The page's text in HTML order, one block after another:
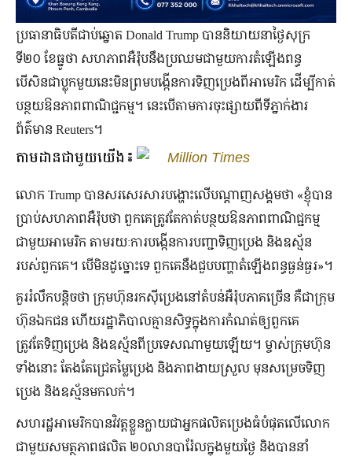
ប្រធានាធិបតីជាប់ឆ្នោត Donald Trump បាននិយាយនាថ្ងៃសុក្រ
ទី២០ ខែធ្នូថា សហភាពអឺរ៉ុបនឹងប្រឈមជាមួយការតំឡើងពន្ធ
បើសិនជាប្លុកមួយនេះមិនព្រមបង្កើនការទិញប្រេងពីអាមេរិក ដើម្បីកាត់
បន្ថយឱនភាពពាណិជ្ជកម្ម។ នេះបើតាមការចុះផ្សាយពីទីភ្នាក់ងារ
ព័ត៌មាន Reuters។
តាមដានជាមួយយើង៖ Million Times
លោក Trump បានសរសេរសារបង្ហោះលើបណ្ដាញសង្គមថា «ខ្ញុំបាន
ប្រាប់សហភាពអឺរ៉ុបថា ពួកគេត្រូវតែកាត់បន្ថយឱនភាពពាណិជ្ជកម្ម
ជាមួយអាមេរិក តាមរយៈការបង្កើនការបញ្ជាទិញប្រេង និងឧស្ម័ន
របស់ពួកគេ។ បើមិនដូច្នោះទេ ពួកគេនឹងជួបបញ្ហាតំឡើងពន្ធធ្ងន់ធ្ងរ»។
គួររំលឹកបន្តិចថា ក្រុមហ៊ុនរកស៊ីប្រេងនៅតំបន់អឺរ៉ុបភាគច្រើន គឺជាក្រុម
ហ៊ុនឯកជន ហើយរដ្ឋាភិបាលគ្មានសិទ្ធក្នុងការកំណត់ឲ្យពួកគេ
ត្រូវតែទិញប្រេង និងឧស្ម័នពីប្រទេសណាមួយឡើយ។ ម្ចាស់ក្រុមហ៊ុន
ទាំងនោះ តែងតែជ្រេតម្លៃប្រេង និងភាពងាយស្រួល មុនសម្រេចទិញ
ប្រេង និងឧស្ម័នមកលក់។
សហរដ្ឋអាមេរិកបានវិវត្តខ្លួនក្លាយជាអ្នកផលិតប្រេងធំបំផុតលើលោក
ជាមួយសមត្ថភាពផលិត ២០លានបារ៉ែលក្នុងមួយថ្ងៃ និងបាននាំ